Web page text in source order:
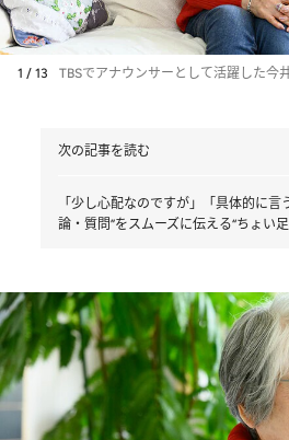
1 / 13 TBSでアナウンサーとして活躍した今
次の記事を読む
「少し心配なのですが」「具体的に言
論・質問”をスムーズに伝える“ちょい